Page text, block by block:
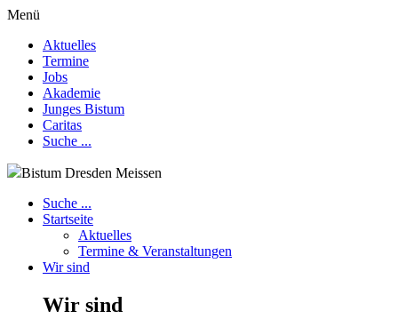
Menü
Aktuelles
Termine
Jobs
Akademie
Junges Bistum
Caritas
Suche ...
Bistum Dresden Meissen
Suche ...
Startseite
Aktuelles
Termine & Veranstaltungen
Wir sind
Wir sind